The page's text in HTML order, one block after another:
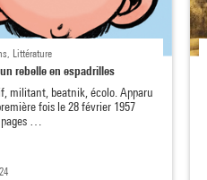
Littérature
rebelle en espadrilles
militant, beatnik, écolo. Apparu
fois le 28 février 1957
…